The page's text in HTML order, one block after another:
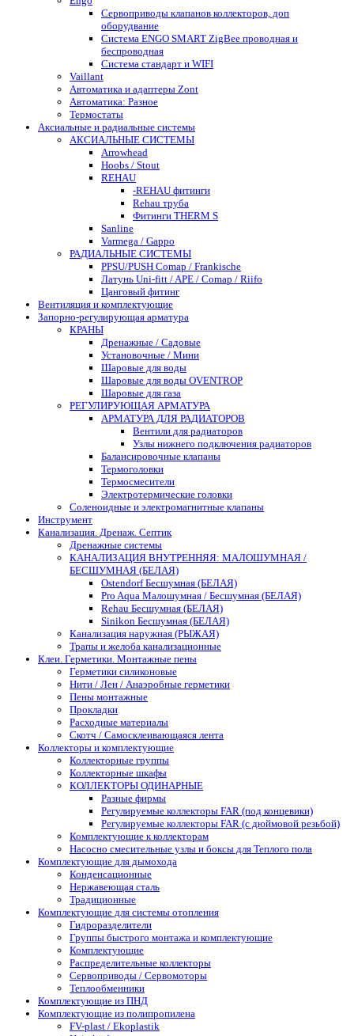
Сервоприводы клапанов коллекторов, доп
оборудвание
Система ENGO SMART ZigBee проводная и
беспроводная
Система стандарт и WIFI
Vaillant
Автоматика и адаптеры Zont
Автоматика: Разное
Термостаты
Аксиальные и радиальные системы
АКСИАЛЬНЫЕ СИСТЕМЫ
Arrowhead
Hoobs / Stout
REHAU
-REHAU фитинги
Rehau труба
Фитинги THERM S
Sanline
Varmega / Gappo
РАДИАЛЬНЫЕ СИСТЕМЫ
PPSU/PUSH Comap / Frankische
Латунь Uni-fitt / APE / Comap / Riifo
Цанговый фитинг
Вентиляция и комплектующие
Запорно-регулирующая арматура
КРАНЫ
Дренажные / Садовые
Установочные / Мини
Шаровые для воды
Шаровые для воды OVENTROP
Шаровые для газа
РЕГУЛИРУЮЩАЯ АРМАТУРА
АРМАТУРА ДЛЯ РАДИАТОРОВ
Вентили для радиаторов
Узлы нижнего подключения радиаторов
Балансировочные клапаны
Термоголовки
Термосмесители
Электротермические головки
Соленоидные и электромагнитные клапаны
Инструмент
Канализация. Дренаж. Септик
Дренажные системы
КАНАЛИЗАЦИЯ ВНУТРЕННЯЯ: МАЛОШУМНАЯ /
БЕСШУМНАЯ (БЕЛАЯ)
Ostendorf Бесшумная (БЕЛАЯ)
Pro Aqua Малошумная / Бесшумная (БЕЛАЯ)
Rehau Бесшумная (БЕЛАЯ)
Sinikon Бесшумная (БЕЛАЯ)
Канализация наружная (РЫЖАЯ)
Трапы и желоба канализационные
Клеи. Герметики. Монтажные пены
Герметики силиконовые
Нити / Лен / Анаэробные герметики
Пены монтажные
Прокладки
Расходные материалы
Скотч / Самосклеивающаяся лента
Коллекторы и комплектующие
Коллекторные группы
Коллекторные шкафы
КОЛЛЕКТОРЫ ОДИНАРНЫЕ
Разные фирмы
Регулируемые коллекторы FAR (под концевики)
Регулируемые коллекторы FAR (с дюймовой резьбой)
Комплектующие к коллекторам
Насосно смесительные узлы и боксы для Теплого пола
Комплектующие для дымохода
Конденсационные
Нержавеющая сталь
Традиционные
Комплектующие для системы отопления
Гидроразделители
Группы быстрого монтажа и комплектующие
Комплектующие
Распределительные коллекторы
Сервоприводы / Сервомоторы
Теплообменники
Комплектующие из ПНД
Комплектующие из полипропилена
FV-plast / Ekoplastik